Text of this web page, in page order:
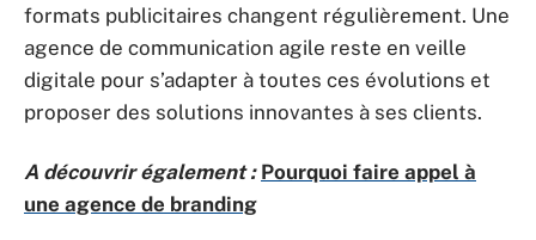
formats publicitaires changent régulièrement. Une
agence de communication agile reste en veille
digitale pour s’adapter à toutes ces évolutions et
proposer des solutions innovantes à ses clients.
A découvrir également : Pourquoi faire appel à
une agence de branding